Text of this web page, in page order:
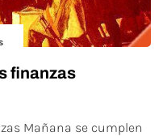
finanzas
Mañana se cumplen